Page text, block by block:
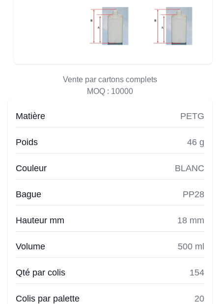
Vente par cartons complets
MOQ : 10000
Matière PETG
Poids 46 g
Couleur BLANC
Bague PP28
Hauteur mm 18 mm
Volume 500 ml
Qté par colis 154
Colis par palette 20